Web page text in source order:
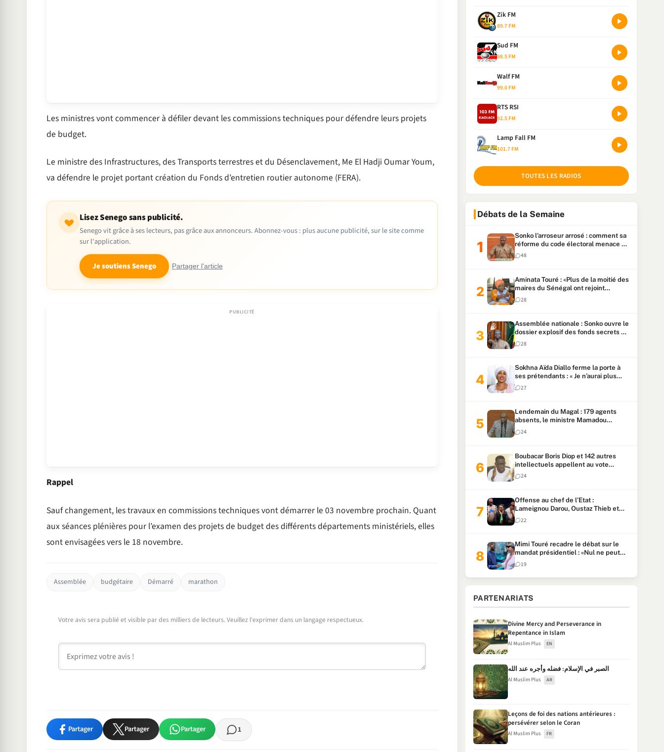
Les ministres vont commencer à défiler devant les commissions techniques pour défendre leurs projets
de budget.
Le ministre des Infrastructures, des Transports terrestres et du Désenclavement, Me El Hadji Oumar Youm,
va défendre le projet portant création du Fonds d’entretien routier autonome (FERA).
Lisez Senego sans publicité.
Senego vit grâce à ses lecteurs, pas grâce aux annonceurs. Abonnez-vous : plus aucune publicité, sur le site comme
sur l'application.
Je soutiens Senego Partager l'article
Rappel
Sauf changement, les travaux en commissions techniques vont démarrer le 03 novembre prochain. Quant
aux séances plénières pour l’examen des projets de budget des différents départements ministériels, elles
sont envisagées vers le 18 novembre.
Assemblée budgétaire Démarré marathon
Votre avis sera publié et visible par des milliers de lecteurs. Veuillez l'exprimer dans un langage respectueux.
Commentaire
Partager Partager Partager 1
Zik FM
89.7 FM
Sud FM
98.5 FM
Walf FM
99.0 FM
RTS RSI
92.5 FM
Lamp Fall FM
101.7 FM
TOUTES LES RADIOS
Débats de la Semaine
Sonko l’arroseur arrosé : comment sa
réforme du code électoral menace sa
candidature
48
Aminata Touré : «Plus de la moitié des
maires du Sénégal ont rejoint
Kiiraay»
28
Assemblée nationale : Sonko ouvre le
dossier explosif des fonds secrets et
du patrimoine présidentiel
28
Sokhna Aïda Diallo ferme la porte à
ses prétendants : « Je n’aurai plus
jamais un autre mari »
27
Lendemain du Magal : 179 agents
absents, le ministre Mamadou
Lamine Dianté exige des explications
24
Boubacar Boris Diop et 142 autres
intellectuels appellent au vote
urgent de la révision
constitutionnelle
24
Offense au chef de l’Etat :
Lameignou Darou, Oustaz Thieb et
Ndiaye Touba lourdement
condamnés
22
Mimi Touré recadre le débat sur le
mandat présidentiel : «Nul ne peut
faire plus de deux mandats
consécutifs de 5 ans»
19
PARTENARIATS
Divine Mercy and Perseverance in
Repentance in Islam
Al Muslim Plus EN
الصبر في الإسلام: فضله وأجره عند الله
Al Muslim Plus AR
Leçons de foi des nations antérieures :
persévérer selon le Coran
Al Muslim Plus FR